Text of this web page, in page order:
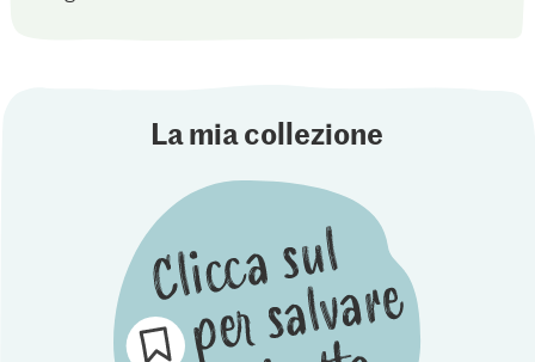
La mia collezione